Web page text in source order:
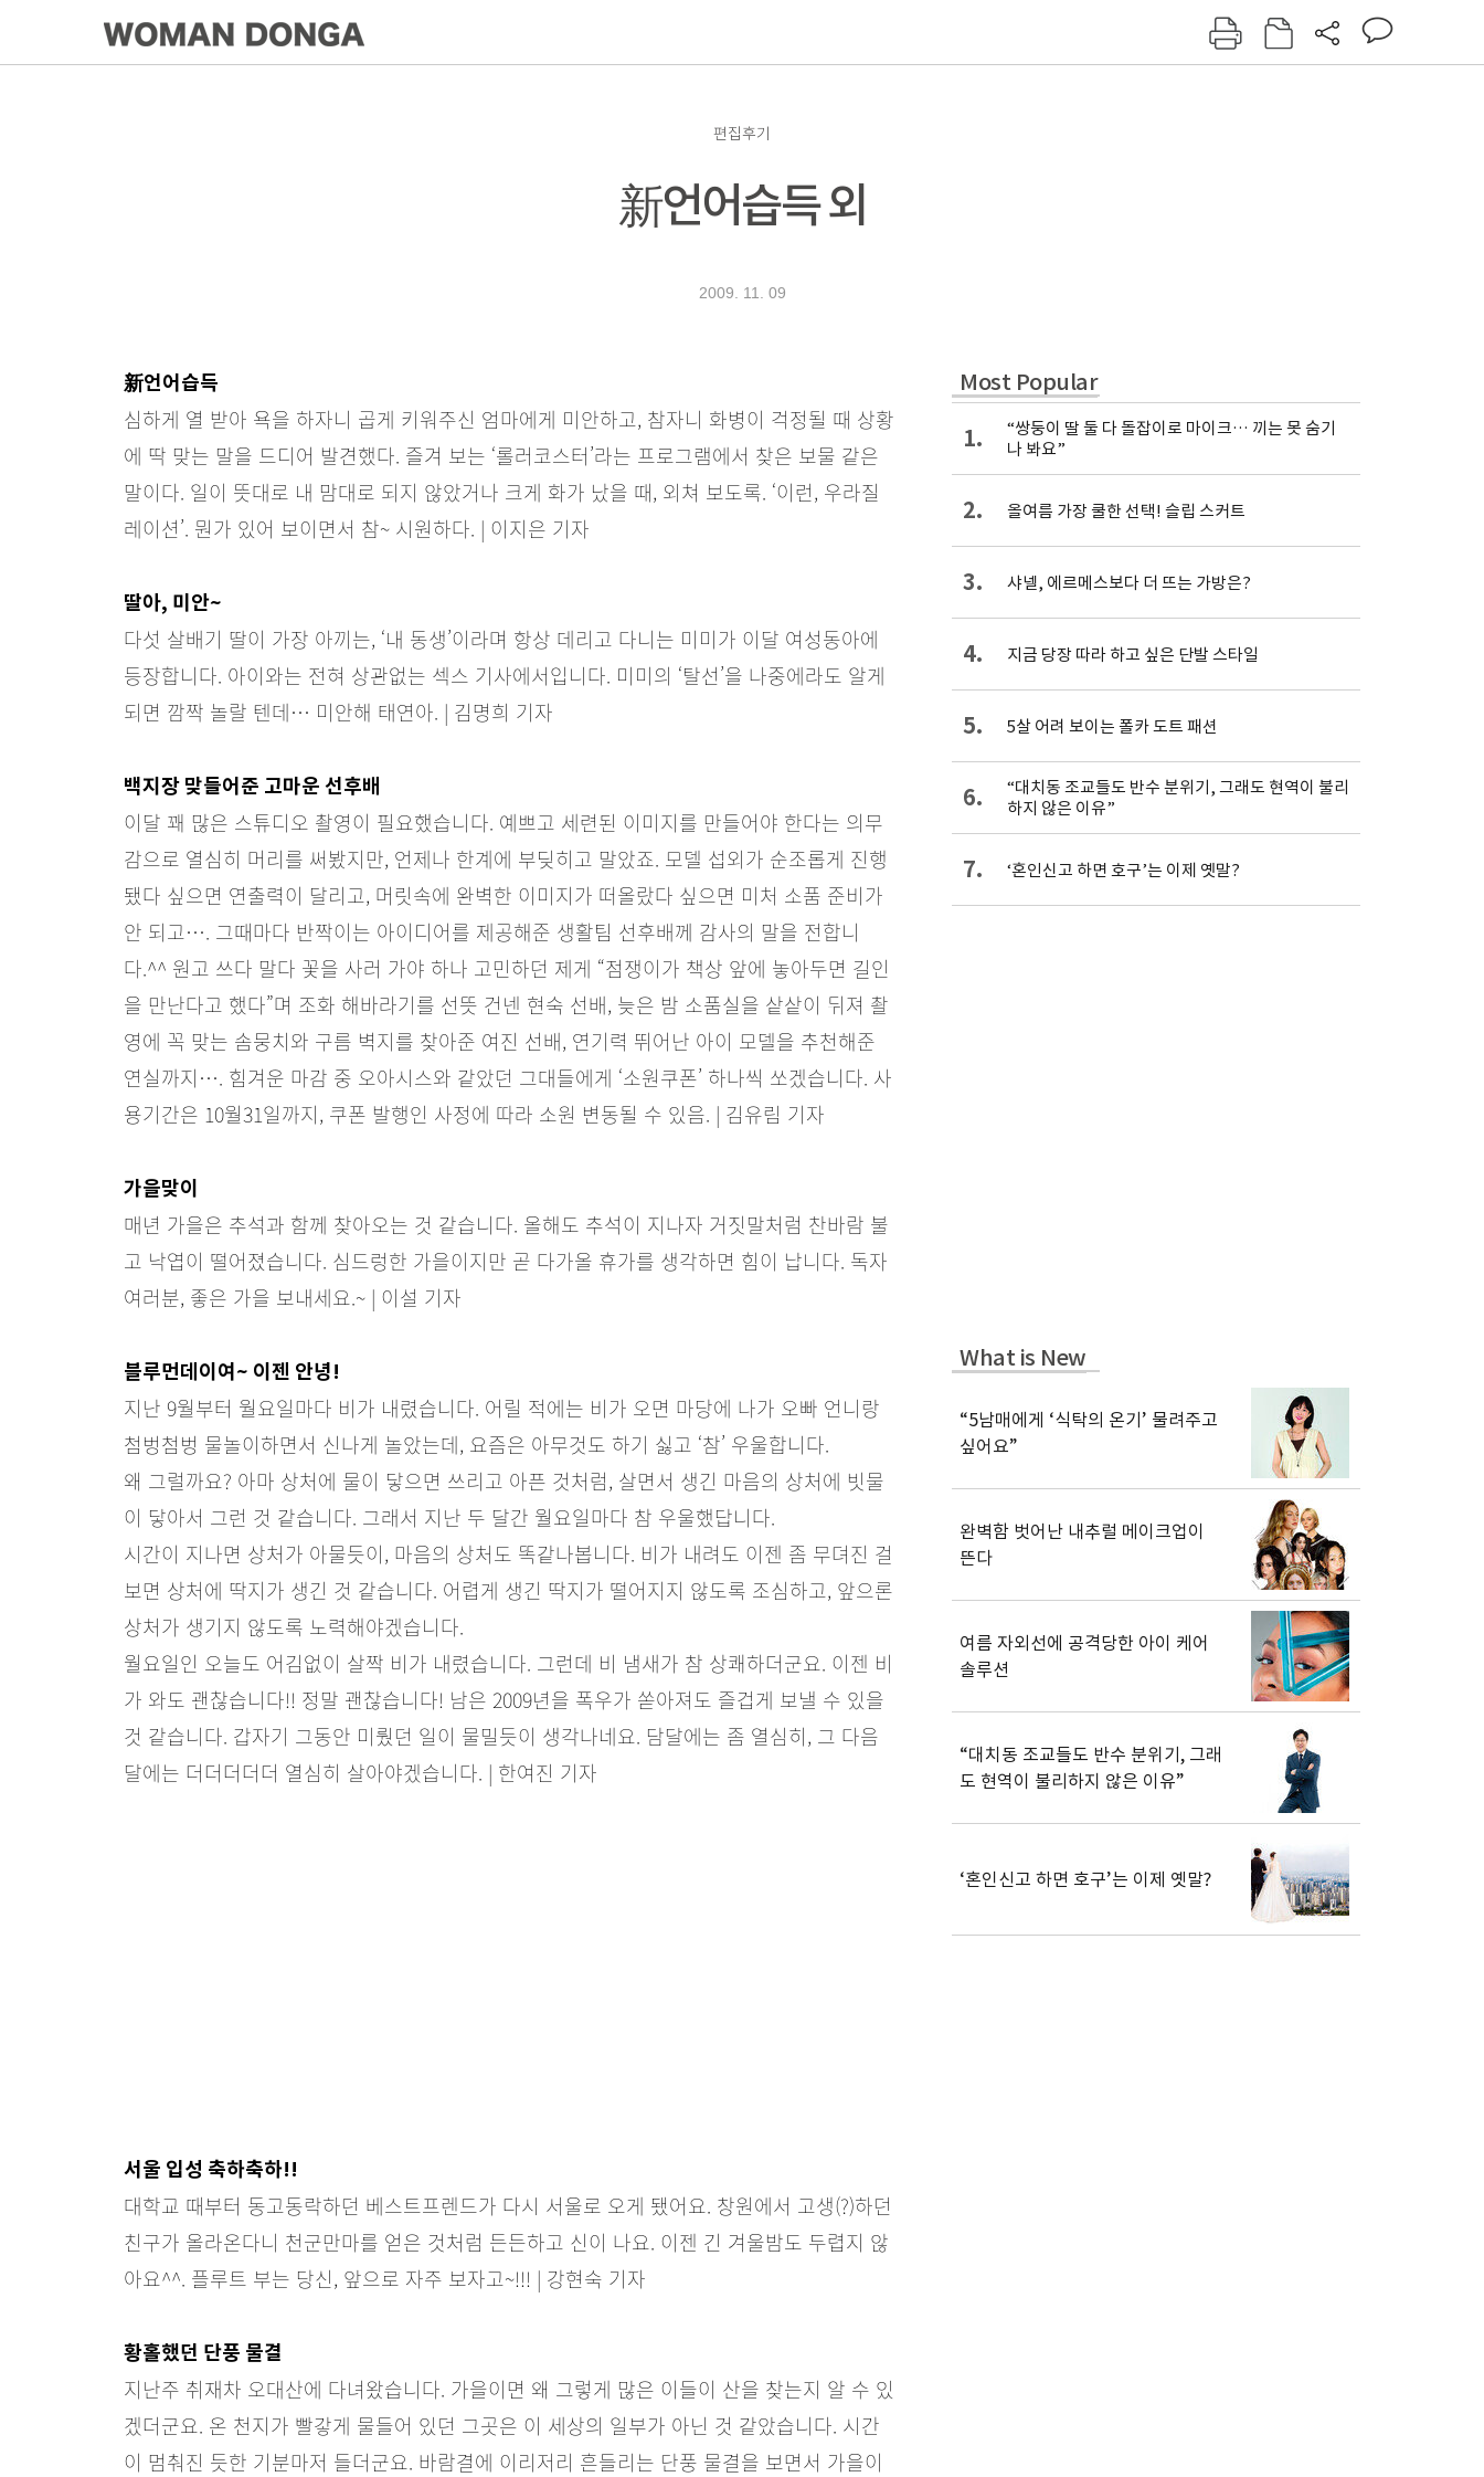
여성동아 동아일보
편집후기
新언어습득 외
2009. 11. 09
新언어습득
심하게 열 받아 욕을 하자니 곱게 키워주신 엄마에게 미안하고, 참자니 화병이 걱정될 때 상황
에 딱 맞는 말을 드디어 발견했다. 즐겨 보는 ‘롤러코스터’라는 프로그램에서 찾은 보물 같은
말이다. 일이 뜻대로 내 맘대로 되지 않았거나 크게 화가 났을 때, 외쳐 보도록. ‘이런, 우라질
레이션’. 뭔가 있어 보이면서 참~ 시원하다. | 이지은 기자
딸아, 미안~
다섯 살배기 딸이 가장 아끼는, ‘내 동생’이라며 항상 데리고 다니는 미미가 이달 여성동아에
등장합니다. 아이와는 전혀 상관없는 섹스 기사에서입니다. 미미의 ‘탈선’을 나중에라도 알게
되면 깜짝 놀랄 텐데… 미안해 태연아. | 김명희 기자
백지장 맞들어준 고마운 선후배
이달 꽤 많은 스튜디오 촬영이 필요했습니다. 예쁘고 세련된 이미지를 만들어야 한다는 의무
감으로 열심히 머리를 써봤지만, 언제나 한계에 부딪히고 말았죠. 모델 섭외가 순조롭게 진행
됐다 싶으면 연출력이 달리고, 머릿속에 완벽한 이미지가 떠올랐다 싶으면 미처 소품 준비가
안 되고…. 그때마다 반짝이는 아이디어를 제공해준 생활팀 선후배께 감사의 말을 전합니
다.^^ 원고 쓰다 말다 꽃을 사러 가야 하나 고민하던 제게 “점쟁이가 책상 앞에 놓아두면 길인
을 만난다고 했다”며 조화 해바라기를 선뜻 건넨 현숙 선배, 늦은 밤 소품실을 샅샅이 뒤져 촬
영에 꼭 맞는 솜뭉치와 구름 벽지를 찾아준 여진 선배, 연기력 뛰어난 아이 모델을 추천해준
연실까지…. 힘겨운 마감 중 오아시스와 같았던 그대들에게 ‘소원쿠폰’ 하나씩 쏘겠습니다. 사
용기간은 10월31일까지, 쿠폰 발행인 사정에 따라 소원 변동될 수 있음. | 김유림 기자
가을맞이
매년 가을은 추석과 함께 찾아오는 것 같습니다. 올해도 추석이 지나자 거짓말처럼 찬바람 불
고 낙엽이 떨어졌습니다. 심드렁한 가을이지만 곧 다가올 휴가를 생각하면 힘이 납니다. 독자
여러분, 좋은 가을 보내세요.~ | 이설 기자
블루먼데이여~ 이젠 안녕!
지난 9월부터 월요일마다 비가 내렸습니다. 어릴 적에는 비가 오면 마당에 나가 오빠 언니랑
첨벙첨벙 물놀이하면서 신나게 놀았는데, 요즘은 아무것도 하기 싫고 ‘참’ 우울합니다.
왜 그럴까요? 아마 상처에 물이 닿으면 쓰리고 아픈 것처럼, 살면서 생긴 마음의 상처에 빗물
이 닿아서 그런 것 같습니다. 그래서 지난 두 달간 월요일마다 참 우울했답니다.
시간이 지나면 상처가 아물듯이, 마음의 상처도 똑같나봅니다. 비가 내려도 이젠 좀 무뎌진 걸
보면 상처에 딱지가 생긴 것 같습니다. 어렵게 생긴 딱지가 떨어지지 않도록 조심하고, 앞으론
상처가 생기지 않도록 노력해야겠습니다.
월요일인 오늘도 어김없이 살짝 비가 내렸습니다. 그런데 비 냄새가 참 상쾌하더군요. 이젠 비
가 와도 괜찮습니다!! 정말 괜찮습니다! 남은 2009년을 폭우가 쏟아져도 즐겁게 보낼 수 있을
것 같습니다. 갑자기 그동안 미뤘던 일이 물밀듯이 생각나네요. 담달에는 좀 열심히, 그 다음
달에는 더더더더더 열심히 살아야겠습니다. | 한여진 기자
서울 입성 축하축하!!
대학교 때부터 동고동락하던 베스트프렌드가 다시 서울로 오게 됐어요. 창원에서 고생(?)하던
친구가 올라온다니 천군만마를 얻은 것처럼 든든하고 신이 나요. 이젠 긴 겨울밤도 두렵지 않
아요^^. 플루트 부는 당신, 앞으로 자주 보자고~!!! | 강현숙 기자
황홀했던 단풍 물결
지난주 취재차 오대산에 다녀왔습니다. 가을이면 왜 그렇게 많은 이들이 산을 찾는지 알 수 있
겠더군요. 온 천지가 빨갛게 물들어 있던 그곳은 이 세상의 일부가 아닌 것 같았습니다. 시간
이 멈춰진 듯한 기분마저 들더군요. 바람결에 이리저리 흔들리는 단풍 물결을 보면서 가을이
Most Popular
1.
“쌍둥이 딸 둘 다 돌잡이로 마이크… 끼는 못 숨기
나 봐요”
2. 올여름 가장 쿨한 선택! 슬립 스커트
3. 샤넬, 에르메스보다 더 뜨는 가방은?
4. 지금 당장 따라 하고 싶은 단발 스타일
5. 5살 어려 보이는 폴카 도트 패션
6.
“대치동 조교들도 반수 분위기, 그래도 현역이 불리
하지 않은 이유”
7. ‘혼인신고 하면 호구’는 이제 옛말?
What is New
“5남매에게 ‘식탁의 온기’ 물려주고
싶어요”
완벽함 벗어난 내추럴 메이크업이
뜬다
여름 자외선에 공격당한 아이 케어
솔루션
“대치동 조교들도 반수 분위기, 그래
도 현역이 불리하지 않은 이유”
‘혼인신고 하면 호구’는 이제 옛말?